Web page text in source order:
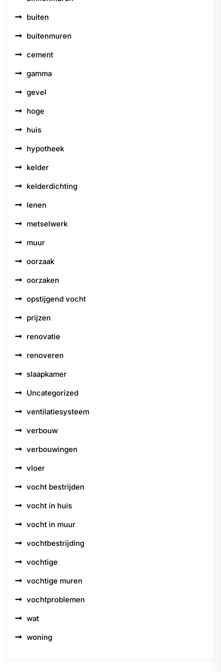
buiten
buitenmuren
cement
gamma
gevel
hoge
huis
hypotheek
kelder
kelderdichting
lenen
metselwerk
muur
oorzaak
oorzaken
opstijgend vocht
prijzen
renovatie
renoveren
slaapkamer
Uncategorized
ventilatiesysteem
verbouw
verbouwingen
vloer
vocht bestrijden
vocht in huis
vocht in muur
vochtbestrijding
vochtige
vochtige muren
vochtproblemen
wat
woning